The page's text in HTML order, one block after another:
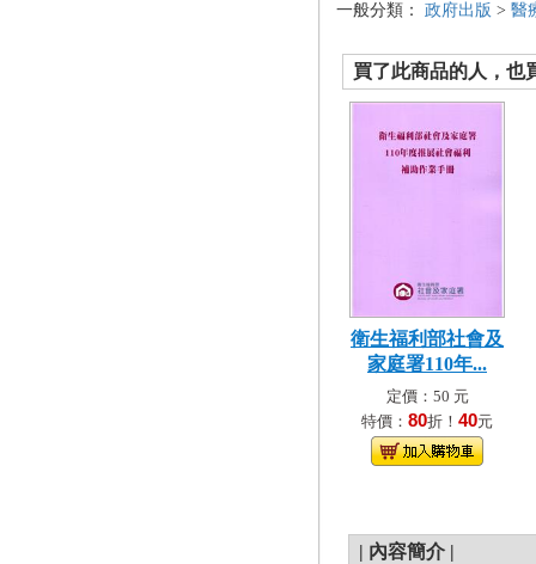
一般分類： 政府出版 > 醫
買了此商品的人，也
衛生福利部社會及
家庭署110年...
定價：50 元
特價： 80折！ 40元
| 內容簡介 |